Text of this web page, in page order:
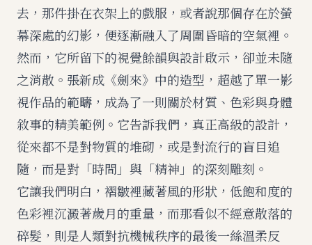
去，那件掛在衣架上的戲服，或者說那個存在於螢
幕深處的幻影，便逐漸融入了周圍昏暗的空氣裡。
然而，它所留下的視覺餘韻與設計啟示，卻並未隨
之消散。張新成《劍來》中的造型，超越了單一影
視作品的範疇，成為了一則關於材質、色彩與身體
敘事的精美範例。它告訴我們，真正高級的設計，
從來都不是對物質的堆砌，或是對流行的盲目追
隨，而是對「時間」與「精神」的深刻雕刻。
它讓我們明白，褶皺裡藏著風的形狀，低飽和度的
色彩裡沉澱著歲月的重量，而那看似不經意散落的
碎髮，則是人類對抗機械秩序的最後一絲溫柔反